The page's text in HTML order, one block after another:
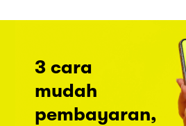
3 cara
mudah
pembayaran,